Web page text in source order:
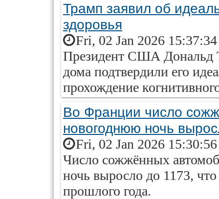
Трамп заявил об
здоровья
Fri, 02 Jan 2026
Президент США Дональд
дома подтвердили его
прохождение
Во Франции число
новогоднюю ночь
Fri, 02 Jan 2026
Число сожжённых
ночь выросло до 1173,
прошлого года.